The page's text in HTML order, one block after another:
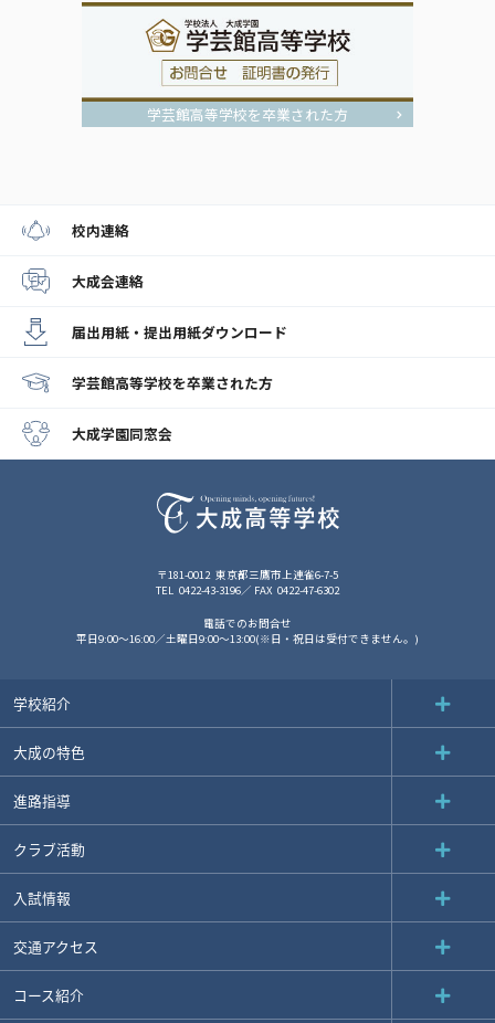
学芸館高等学校を卒業された方
校内連絡
大成会連絡
届出用紙・提出用紙ダウンロード
学芸館高等学校を卒業された方
大成学園同窓会
〒181-0012 東京都三鷹市上連雀6-7-5
TEL 0422-43-3196 FAX 0422-47-6302
電話でのお問合せ
平日9:00～16:00／土曜日9:00～13:00(※日・祝日は受付できません。)
学校紹介
大成の特色
進路指導
クラブ活動
入試情報
交通アクセス
コース紹介